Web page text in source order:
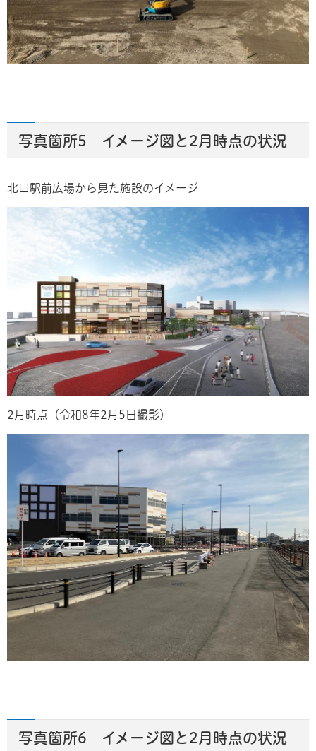
写真箇所5 イメージ図と2月時点の状況
北口駅前広場から見た施設のイメージ
2月時点（令和8年2月5日撮影）
写真箇所6 イメージ図と2月時点の状況